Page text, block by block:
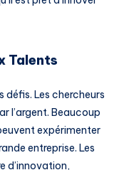
Talents
Les chercheurs
l’argent. Beaucoup
expérimenter
entreprise. Les
d’innovation,